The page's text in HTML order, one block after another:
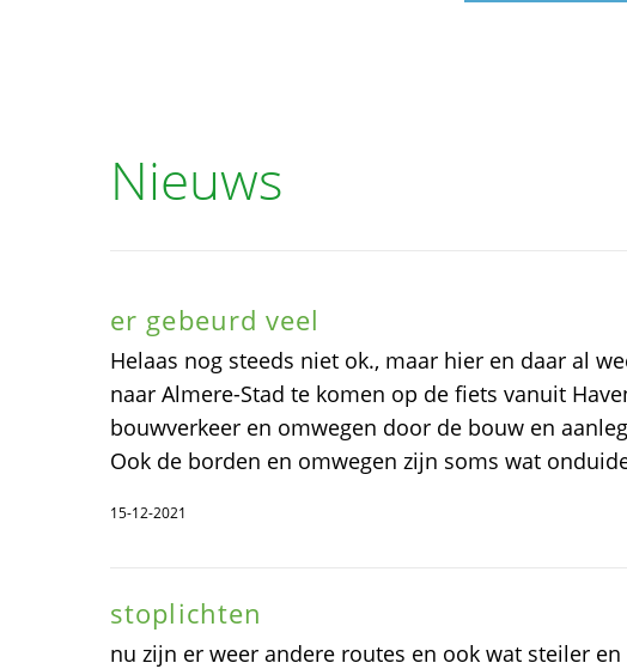
Nieuws
er gebeurd veel
Helaas nog steeds niet ok., maar hier en daar al
naar Almere-Stad te komen op de fiets vanuit
bouwverkeer en omwegen door de bouw en
Ook de borden en omwegen zijn soms wat
15-12-2021
stoplichten
nu zijn er weer andere routes en ook wat steiler